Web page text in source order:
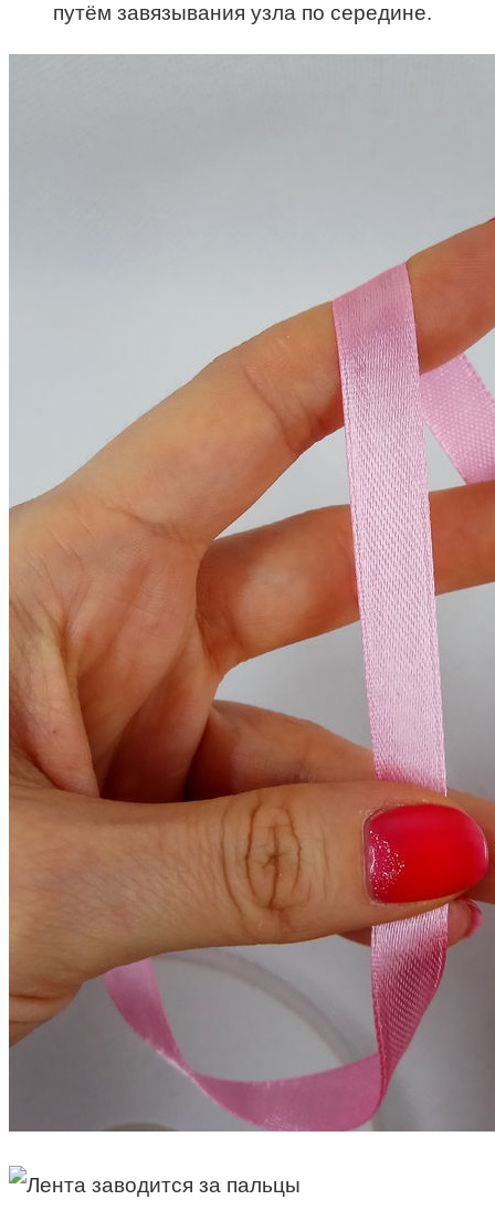
путём завязывания узла по середине.